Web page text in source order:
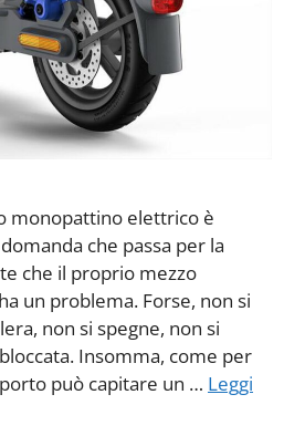
monopattino elettrico è
che passa per la
che il proprio mezzo
un problema. Forse, non si
non si spegne, non si
Insomma, come per
può capitare un … Leggi